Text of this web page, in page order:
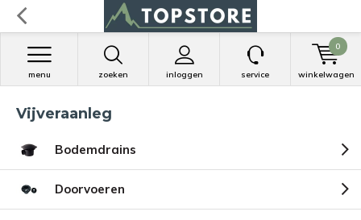
zoeken inloggen
menu service winkelwagen
0
Vijveraanleg
Bodemdrains
Doorvoeren